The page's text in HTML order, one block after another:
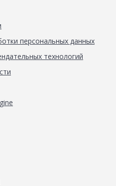
персональных данных
технологий